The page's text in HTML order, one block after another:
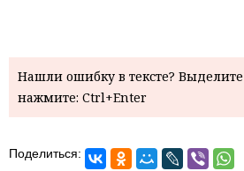
Нашли ошибку в тексте?
нажмите: Ctrl+Enter
Поделиться: